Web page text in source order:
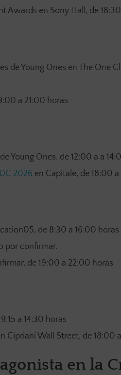
Awards en Sony Hall, de
de Young Ones en The One
a 21:00 horas
Young Ones, de 12:00 a a
2026 en Capitale, de 18:00
de 8:30 a 16:00 horas
por confirmar.
de 19:00 a 22:00 horas
a 14:30 horas
Cipriani Wall Street, de 18:00
en la